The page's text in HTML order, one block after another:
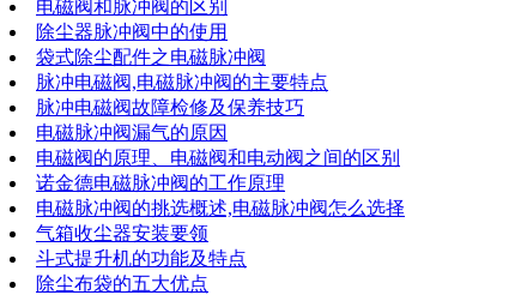
电磁阀和脉冲阀的区别
除尘器脉冲阀中的使用
袋式除尘配件之电磁脉冲阀
脉冲电磁阀,电磁脉冲阀的主要特点
脉冲电磁阀故障检修及保养技巧
电磁脉冲阀漏气的原因
电磁阀的原理、电磁阀和电动阀之间的区别
诺金德电磁脉冲阀的工作原理
电磁脉冲阀的挑选概述,电磁脉冲阀怎么选择
气箱收尘器安装要领
斗式提升机的功能及特点
除尘布袋的五大优点